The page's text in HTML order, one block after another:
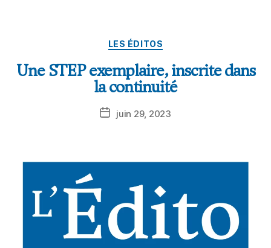
LES ÉDITOS
Une STEP exemplaire, inscrite dans
la continuité
juin 29, 2023